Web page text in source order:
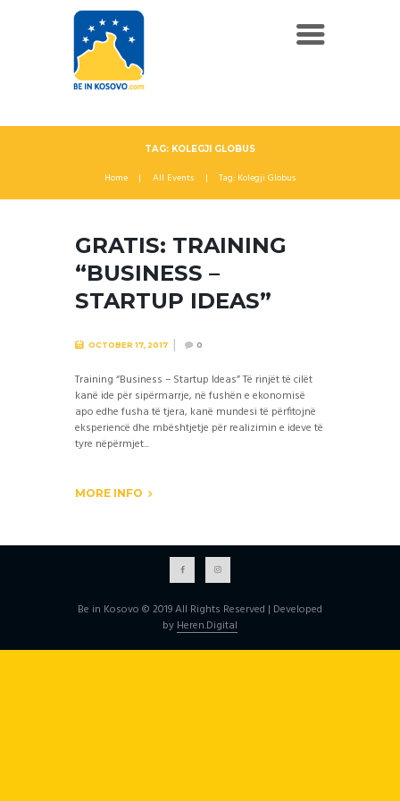
TAG: KOLEGJI GLOBUS
Home All Events Tag: Kolegji Globus
GRATIS: TRAINING
“BUSINESS –
STARTUP IDEAS”
OCTOBER 17, 2017 0
Training “Business – Startup Ideas” Të rinjët të cilët
kanë ide për sipërmarrje, në fushën e ekonomisë
apo edhe fusha të tjera, kanë mundesi të përfitojnë
eksperiencë dhe mbështjetje për realizimin e ideve të
tyre nëpërmjet...
MORE INFO
Be in Kosovo © 2019 All Rights Reserved | Developed
by Heren.Digital